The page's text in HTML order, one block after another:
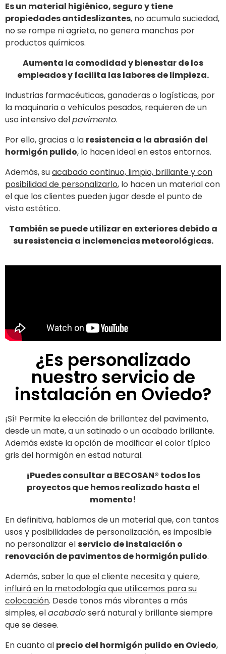
Es un material higiénico, seguro y tiene
propiedades antideslizantes, no acumula suciedad,
no se rompe ni agrieta, no genera manchas por
productos químicos.
Aumenta la comodidad y bienestar de los
empleados y facilita las labores de limpieza.
Industrias farmacéuticas, ganaderas o logísticas, por
la maquinaria o vehículos pesados, requieren de un
uso intensivo delpavimento.
Por ello, gracias a la resistencia a la abrasión del
hormigón pulido, lo hacen ideal en estos entornos.
Además, suacabado continuo, limpio, brillante y con
posibilidad de personalizarlo, lo hacen un material con
el que los clientes pueden jugar desde el punto de
vista estético.
También se puede utilizar en exteriores debido a
su resistencia a inclemencias meteorológicas.
¿Es personalizado
nuestro servicio de
instalación en Oviedo?
¡Sí! Permite la elección de brillantez del pavimento,
desde un mate, a un satinado o un acabado brillante.
Además existe la opción de modificar el color típico
gris del hormigón en estad natural.
¡Puedes consultar a BECOSAN® todos los
proyectos que hemos realizado hasta el
momento!
En definitiva, hablamos de un material que, con tantos
usos y posibilidades de personalización, es imposible
no personalizar elservicio de instalación o
renovación de pavimentos de hormigón pulido.
Además,saber lo que el cliente necesita y quiere,
influirá en la metodología que utilicemos para su
colocación. Desde tonos más vibrantes a más
simples, elacabadoserá natural y brillante siempre
que se desee.
En cuanto al precio del hormigón pulido en Oviedo,